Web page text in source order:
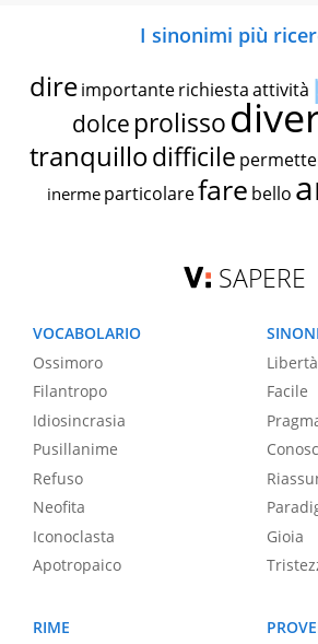
I sinonimi più
dire importante richiestaattività
dolce prolisso
tranquillodifficile
inerme particolarefare bello
SAPERE
VOCABOLARIO
Ossimoro
Filantropo
Idiosincrasia
Pusillanime
Refuso
Neofita
Iconoclasta
Apotropaico
Libertà
Facile
Gioia
RIME